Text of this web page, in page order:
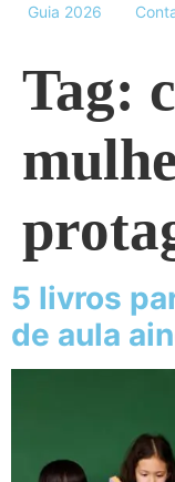
Guia 2026
Tag:
5 livros
de aula